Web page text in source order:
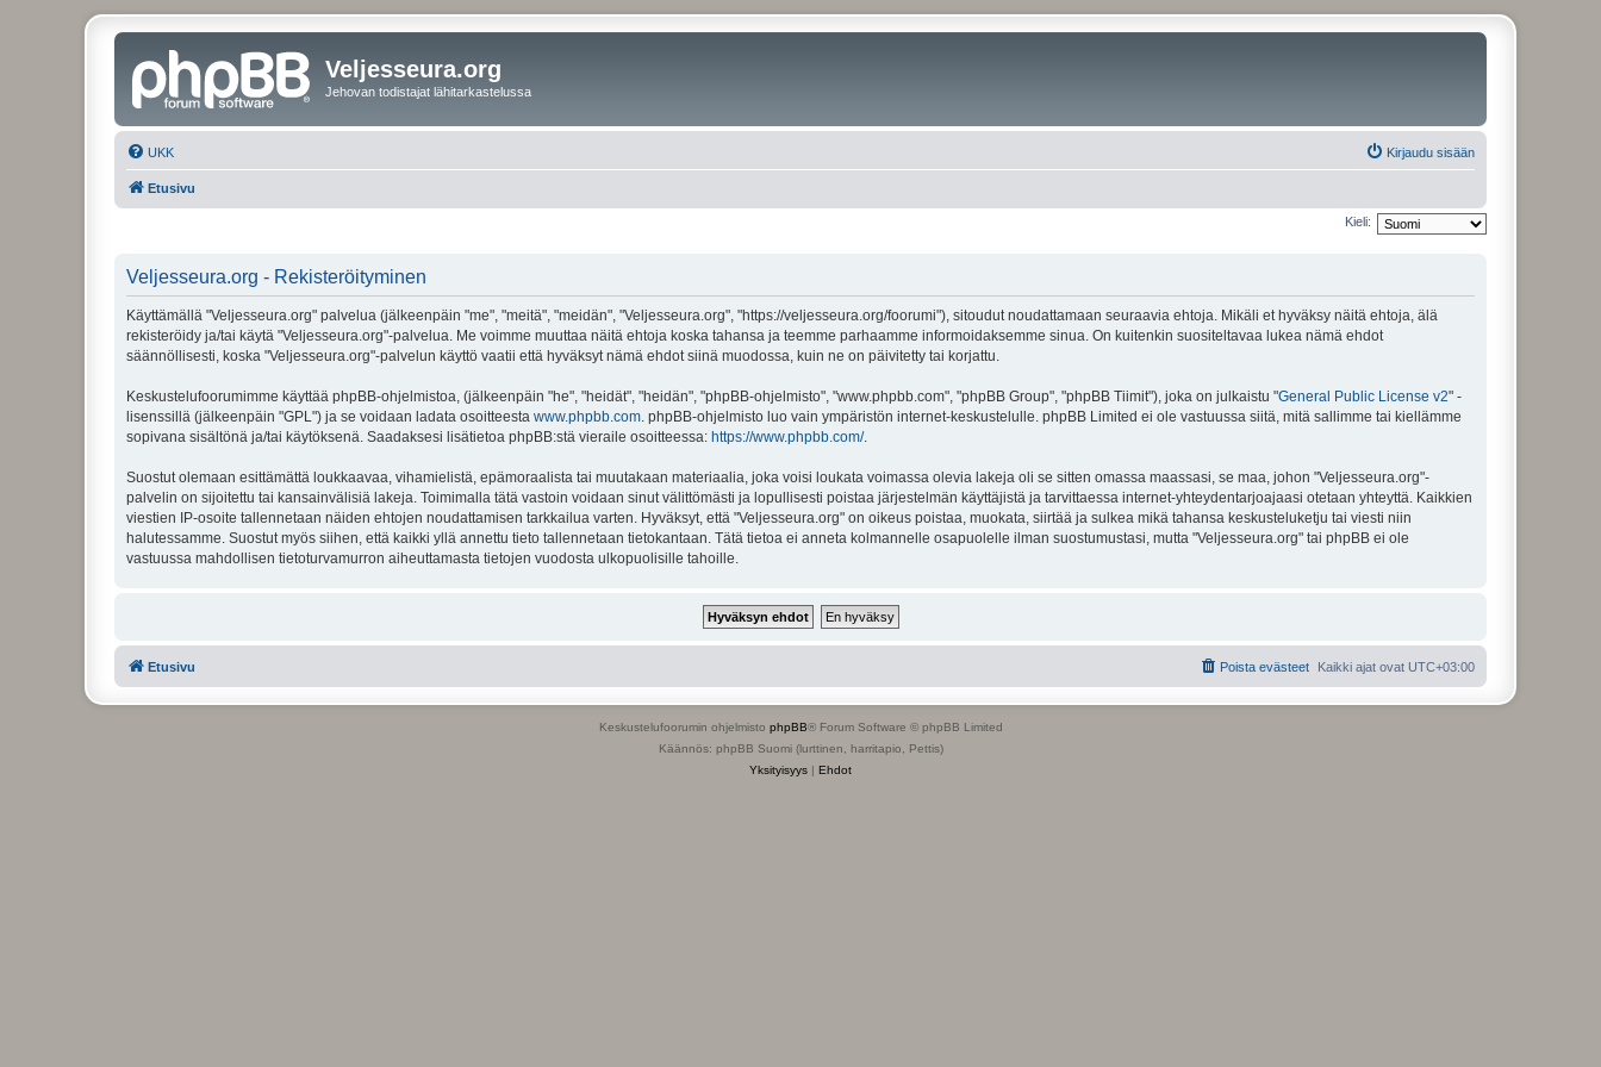
Veljesseura.org
Jehovan todistajat lähitarkastelussa
UKK Kirjaudu sisään
Etusivu
Kieli:
Veljesseura.org - Rekisteröityminen
Käyttämällä "Veljesseura.org" palvelua (jälkeenpäin "me", "meitä", "meidän", "Veljesseura.org", "https://veljesseura.org/foorumi"), sitoudut noudattamaan seuraavia ehtoja. Mikäli et hyväksy näitä ehtoja, älä
rekisteröidy ja/tai käytä "Veljesseura.org"-palvelua. Me voimme muuttaa näitä ehtoja koska tahansa ja teemme parhaamme informoidaksemme sinua. On kuitenkin suositeltavaa lukea nämä ehdot
säännöllisesti, koska "Veljesseura.org"-palvelun käyttö vaatii että hyväksyt nämä ehdot siinä muodossa, kuin ne on päivitetty tai korjattu.
Keskustelufoorumimme käyttää phpBB-ohjelmistoa, (jälkeenpäin "he", "heidät", "heidän", "phpBB-ohjelmisto", "www.phpbb.com", "phpBB Group", "phpBB Tiimit"), joka on julkaistu "General Public License v2" -
lisenssillä (jälkeenpäin "GPL") ja se voidaan ladata osoitteesta www.phpbb.com. phpBB-ohjelmisto luo vain ympäristön internet-keskustelulle. phpBB Limited ei ole vastuussa siitä, mitä sallimme tai kiellämme
sopivana sisältönä ja/tai käytöksenä. Saadaksesi lisätietoa phpBB:stä vieraile osoitteessa: https://www.phpbb.com/.
Suostut olemaan esittämättä loukkaavaa, vihamielistä, epämoraalista tai muutakaan materiaalia, joka voisi loukata voimassa olevia lakeja oli se sitten omassa maassasi, se maa, johon "Veljesseura.org"-
palvelin on sijoitettu tai kansainvälisiä lakeja. Toimimalla tätä vastoin voidaan sinut välittömästi ja lopullisesti poistaa järjestelmän käyttäjistä ja tarvittaessa internet-yhteydentarjoajaasi otetaan yhteyttä. Kaikkien
viestien IP-osoite tallennetaan näiden ehtojen noudattamisen tarkkailua varten. Hyväksyt, että "Veljesseura.org" on oikeus poistaa, muokata, siirtää ja sulkea mikä tahansa keskusteluketju tai viesti niin
halutessamme. Suostut myös siihen, että kaikki yllä annettu tieto tallennetaan tietokantaan. Tätä tietoa ei anneta kolmannelle osapuolelle ilman suostumustasi, mutta "Veljesseura.org" tai phpBB ei ole
vastuussa mahdollisen tietoturvamurron aiheuttamasta tietojen vuodosta ulkopuolisille tahoille.
Etusivu Kaikki ajat ovat UTC+03:00
Poista evästeet
Keskustelufoorumin ohjelmisto phpBB® Forum Software © phpBB Limited
Käännös: phpBB Suomi (lurttinen, harritapio, Pettis)
Yksityisyys | Ehdot